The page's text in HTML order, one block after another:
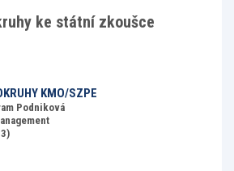
ke státní zkoušce
KMO/SZPE
Podniková